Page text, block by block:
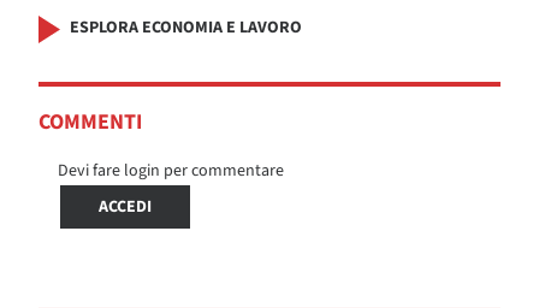
ESPLORA ECONOMIA E LAVORO
COMMENTI
Devi fare login per commentare
ACCEDI